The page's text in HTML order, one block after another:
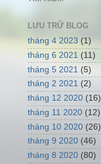
LƯU TRỮ BLOG
tháng 4 2023 (1)
tháng 6 2021 (11)
tháng 5 2021 (5)
tháng 2 2021 (2)
tháng 12 2020 (16)
tháng 11 2020 (12)
tháng 10 2020 (26)
tháng 9 2020 (46)
tháng 8 2020 (80)